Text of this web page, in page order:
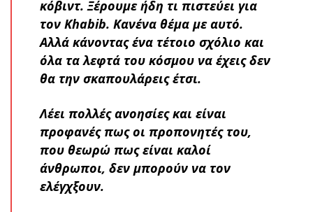
κόβιντ. Ξέρουμε ήδη τι πιστεύει για
τον Khabib. Κανένα θέμα με αυτό.
Αλλά κάνοντας ένα τέτοιο σχόλιο και
όλα τα λεφτά του κόσμου να έχεις δεν
θα την σκαπουλάρεις έτσι.
Λέει πολλές ανοησίες και είναι
προφανές πως οι προπονητές του,
που θεωρώ πως είναι καλοί
άνθρωποι, δεν μπορούν να τον
ελέγχξουν.